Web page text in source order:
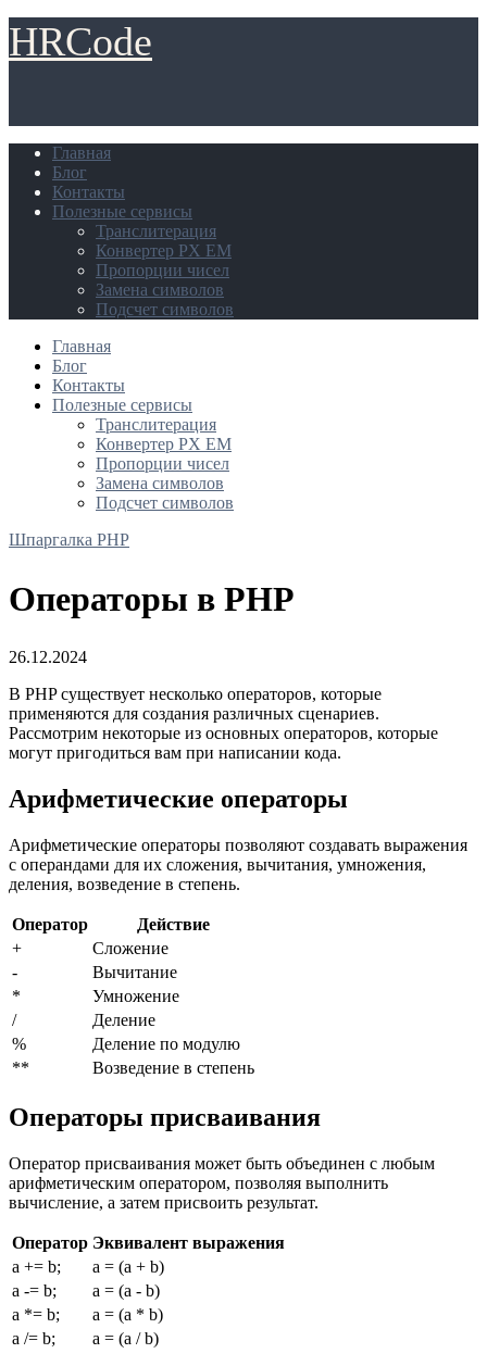
HRCode
Главная
Блог
Контакты
Полезные сервисы
Транслитерация
Конвертер PX EM
Пропорции чисел
Замена символов
Подсчет символов
Главная
Блог
Контакты
Полезные сервисы
Транслитерация
Конвертер PX EM
Пропорции чисел
Замена символов
Подсчет символов
Шпаргалка PHP
Операторы в PHP
26.12.2024
В PHP существует несколько операторов, которые
применяются для создания различных сценариев.
Рассмотрим некоторые из основных операторов, которые
могут пригодиться вам при написании кода.
Арифметические операторы
Арифметические операторы позволяют создавать выражения
с операндами для их сложения, вычитания, умножения,
деления, возведение в степень.
Оператор
Действие
+
Сложение
-
Вычитание
*
Умножение
/
Деление
%
Деление по модулю
**
Возведение в степень
Операторы присваивания
Оператор присваивания может быть объединен с любым
арифметическим оператором, позволяя выполнить
вычисление, а затем присвоить результат.
Оператор Эквивалент выражения
a += b;
a = (a + b)
a -= b;
a = (a - b)
a *= b;
a = (a * b)
a /= b;
a = (a / b)